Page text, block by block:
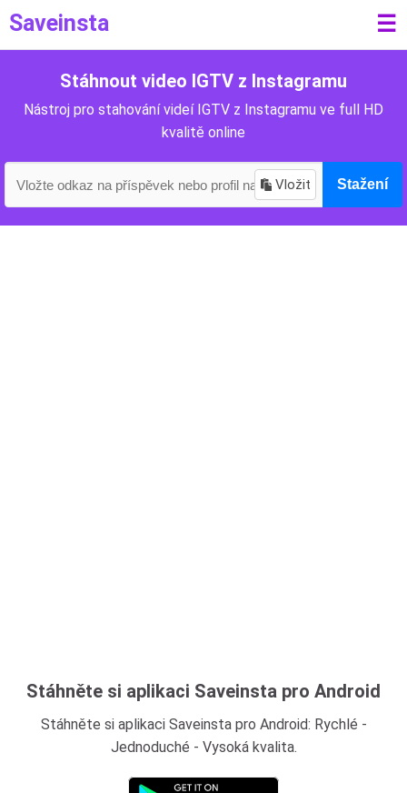
Saveinsta ☰
Stáhnout video IGTV z Instagramu
Nástroj pro stahování videí IGTV z Instagramu ve full HD
kvalitě online
Vložit Stažení
Stáhněte si aplikaci Saveinsta pro Android
Stáhněte si aplikaci Saveinsta pro Android: Rychlé -
Jednoduché - Vysoká kvalita.